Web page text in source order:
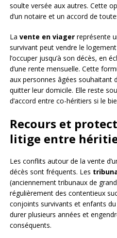
soulte versée aux autres. Cette
d’un notaire et un accord de
La vente en viager représente
survivant peut vendre le
l’occuper jusqu’à son décès, en
d’une rente mensuelle. Cette
aux personnes âgées souhaitant
quitter leur domicile. Elle reste
d’accord entre co-héritiers si le
Recours et
litige entre
Les conflits autour de la vente
décès sont fréquents. Les
(anciennement tribunaux de
régulièrement des contentieux
conjoints survivants et enfants
durer plusieurs années et
conséquents.